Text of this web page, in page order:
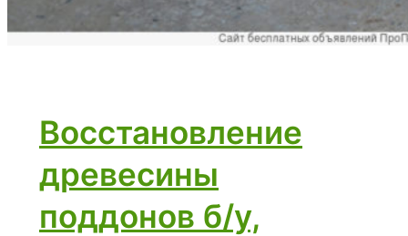
Восстановление
древесины
поддонов б/у,